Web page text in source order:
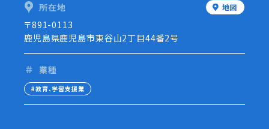
所在地 地図
〒891-0113
鹿児島県鹿児島市東谷山2丁目44番2号
業種
教育、学習支援業